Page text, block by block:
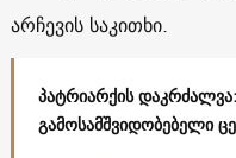
არჩევის საკითხი.
პატრიარქის
გამოსამშვიდობებელი